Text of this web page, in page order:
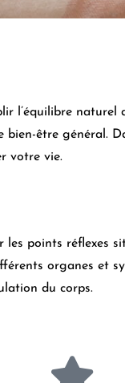
l’équilibre naturel
être général.
votre vie.
points réflexes
organes et
du corps.